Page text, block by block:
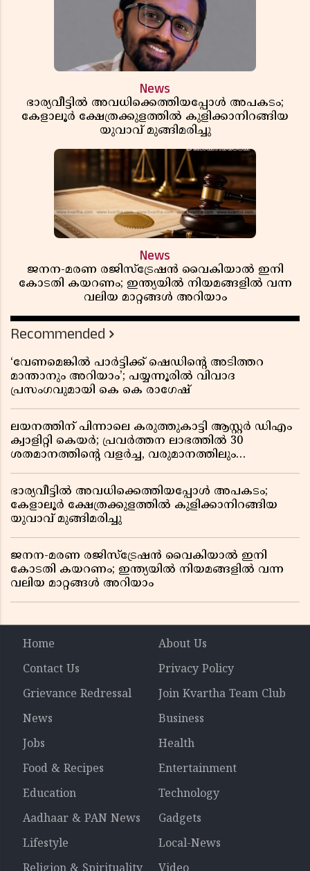
News
ഭാര്യവീട്ടിൽ അവധിക്കെത്തിയപ്പോൾ അപകടം;
കേളാലൂർ ക്ഷേത്രക്കുളത്തിൽ കുളിക്കാനിറങ്ങിയ
യുവാവ് മുങ്ങിമരിച്ചു
News
ജനന-മരണ രജിസ്ട്രേഷൻ വൈകിയാൽ ഇനി
കോടതി കയറണം; ഇന്ത്യയിൽ നിയമങ്ങളിൽ വന്ന
വലിയ മാറ്റങ്ങൾ അറിയാം
Recommended
‘വേണമെങ്കിൽ പാർട്ടിക്ക് ഷെഡിൻ്റെ അടിത്തറ
മാന്താനും അറിയാം’; പയ്യന്നൂരിൽ വിവാദ
പ്രസംഗവുമായി കെ കെ രാഗേഷ്
ലയനത്തിന് പിന്നാലെ കരുത്തുകാട്ടി ആസ്റ്റർ ഡിഎം
ക്വാളിറ്റി കെയർ; പ്രവർത്തന ലാഭത്തിൽ 30
ശതമാനത്തിൻ്റെ വളർച്ച, വരുമാനത്തിലും
റിപ്പോർട്ട് പുറത്ത്
ഭാര്യവീട്ടിൽ അവധിക്കെത്തിയപ്പോൾ അപകടം;
കേളാലൂർ ക്ഷേത്രക്കുളത്തിൽ കുളിക്കാനിറങ്ങിയ
യുവാവ് മുങ്ങിമരിച്ചു
ജനന-മരണ രജിസ്ട്രേഷൻ വൈകിയാൽ ഇനി
കോടതി കയറണം; ഇന്ത്യയിൽ നിയമങ്ങളിൽ വന്ന
വലിയ മാറ്റങ്ങൾ അറിയാം
Home
About Us
Contact Us
Privacy Policy
Grievance Redressal
Join Kvartha Team Club
News
Business
Jobs
Health
Food & Recipes
Entertainment
Education
Technology
Aadhaar & PAN News
Gadgets
Lifestyle
Local-News